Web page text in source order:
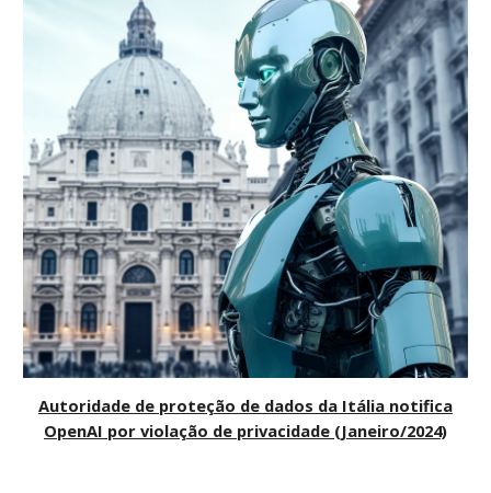
Autoridade de proteção de dados da Itália notifica
OpenAI por violação de privacidade (Janeiro/2024)